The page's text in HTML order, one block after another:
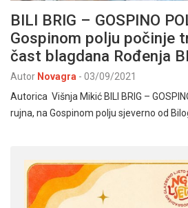
BILI BRIG – GOSPINO
Gospinom polju počinje
čast blagdana Rođenja
Autor Novagra - 03/09/2021
Autorica Višnja Mikić BILI BRIG –
rujna, na Gospinom polju sjeverno od